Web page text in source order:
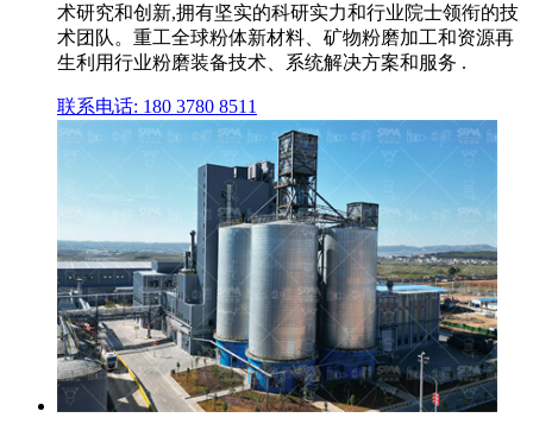
术研究和创新,拥有坚实的科研实力和行业院士领衔的技
术团队。重工全球粉体新材料、矿物粉磨加工和资源再
生利用行业粉磨装备技术、系统解决方案和服务 .
联系电话: 180 3780 8511